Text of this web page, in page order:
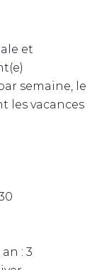
et
semaine, le
les vacances
: 3